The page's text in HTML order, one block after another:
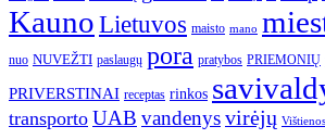
KaunoLietuvos maisto mano
nuo NUVEŽTI paslaugų pora pratybos PRIEMONIŲ
PRIVERSTINAI receptas rinkos
transporto UAB vandenysvirėjų Vištienos